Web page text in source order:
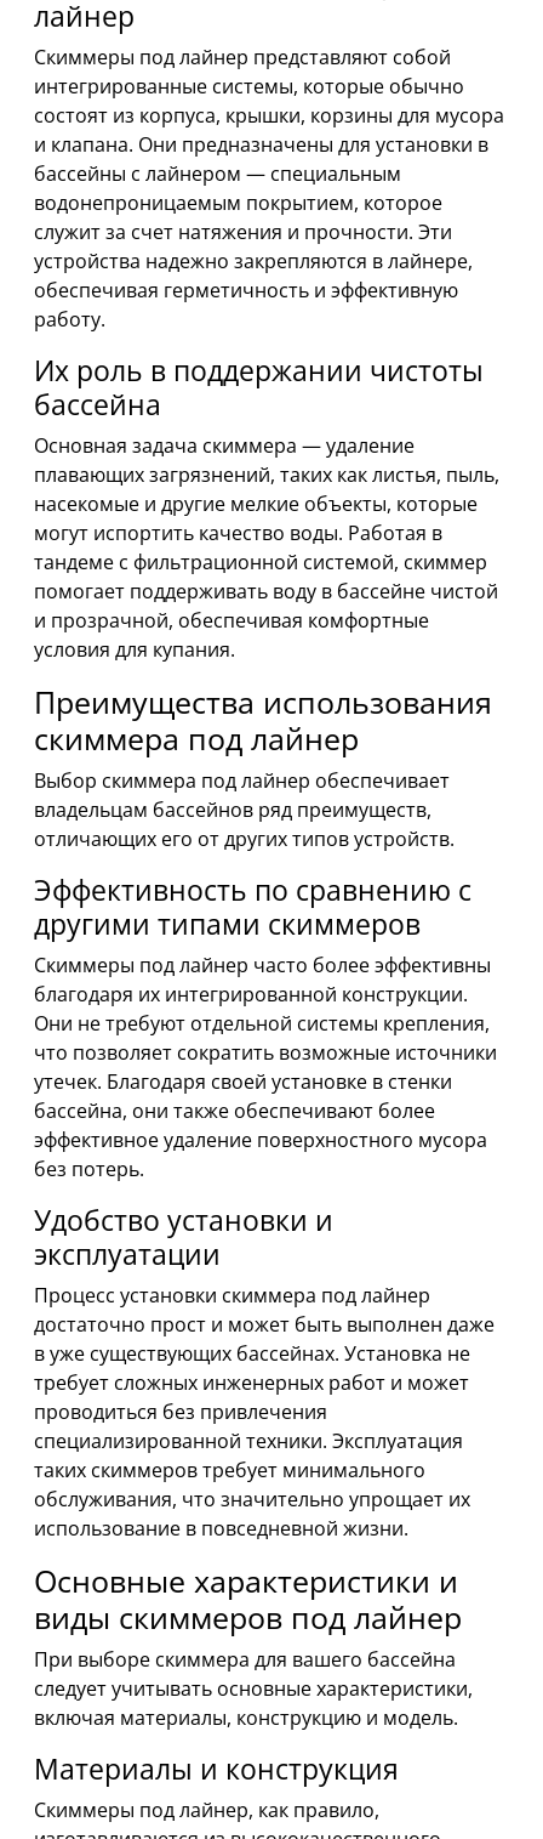
лайнер
Скиммеры под лайнер представляют собой
интегрированные системы, которые обычно
состоят из корпуса, крышки, корзины для мусора
и клапана. Они предназначены для установки в
бассейны с лайнером — специальным
водонепроницаемым покрытием, которое
служит за счет натяжения и прочности. Эти
устройства надежно закрепляются в лайнере,
обеспечивая герметичность и эффективную
работу.
Их роль в поддержании чистоты
бассейна
Основная задача скиммера — удаление
плавающих загрязнений, таких как листья, пыль,
насекомые и другие мелкие объекты, которые
могут испортить качество воды. Работая в
тандеме с фильтрационной системой, скиммер
помогает поддерживать воду в бассейне чистой
и прозрачной, обеспечивая комфортные
условия для купания.
Преимущества использования
скиммера под лайнер
Выбор скиммера под лайнер обеспечивает
владельцам бассейнов ряд преимуществ,
отличающих его от других типов устройств.
Эффективность по сравнению с
другими типами скиммеров
Скиммеры под лайнер часто более эффективны
благодаря их интегрированной конструкции.
Они не требуют отдельной системы крепления,
что позволяет сократить возможные источники
утечек. Благодаря своей установке в стенки
бассейна, они также обеспечивают более
эффективное удаление поверхностного мусора
без потерь.
Удобство установки и
эксплуатации
Процесс установки скиммера под лайнер
достаточно прост и может быть выполнен даже
в уже существующих бассейнах. Установка не
требует сложных инженерных работ и может
проводиться без привлечения
специализированной техники. Эксплуатация
таких скиммеров требует минимального
обслуживания, что значительно упрощает их
использование в повседневной жизни.
Основные характеристики и
виды скиммеров под лайнер
При выборе скиммера для вашего бассейна
следует учитывать основные характеристики,
включая материалы, конструкцию и модель.
Материалы и конструкция
Скиммеры под лайнер, как правило,